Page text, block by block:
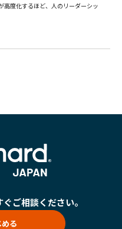
高度化するほど、人のリーダーシッ
ぐご相談ください。
る